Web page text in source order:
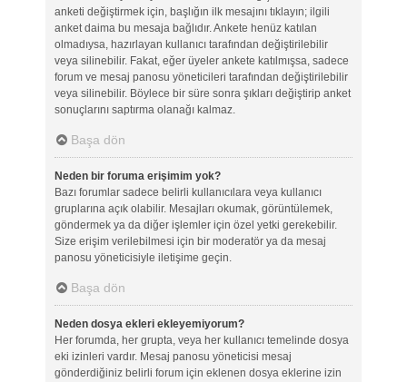
anketi değiştirmek için, başlığın ilk mesajını tıklayın; ilgili
anket daima bu mesaja bağlıdır. Ankete henüz katılan
olmadıysa, hazırlayan kullanıcı tarafından değiştirilebilir
veya silinebilir. Fakat, eğer üyeler ankete katılmışsa, sadece
forum ve mesaj panosu yöneticileri tarafından değiştirilebilir
veya silinebilir. Böylece bir süre sonra şıkları değiştirip anket
sonuçlarını saptırma olanağı kalmaz.
Başa dön
Neden bir foruma erişimim yok?
Bazı forumlar sadece belirli kullanıcılara veya kullanıcı
gruplarına açık olabilir. Mesajları okumak, görüntülemek,
göndermek ya da diğer işlemler için özel yetki gerekebilir.
Size erişim verilebilmesi için bir moderatör ya da mesaj
panosu yöneticisiyle iletişime geçin.
Başa dön
Neden dosya ekleri ekleyemiyorum?
Her forumda, her grupta, veya her kullanıcı temelinde dosya
eki izinleri vardır. Mesaj panosu yöneticisi mesaj
gönderdiğiniz belirli forum için eklenen dosya eklerine izin